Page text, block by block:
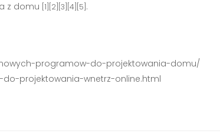
z domu [1][2][3][4][5] .
programow-do-projektowania-domu/
projektowania-wnetrz-online.html